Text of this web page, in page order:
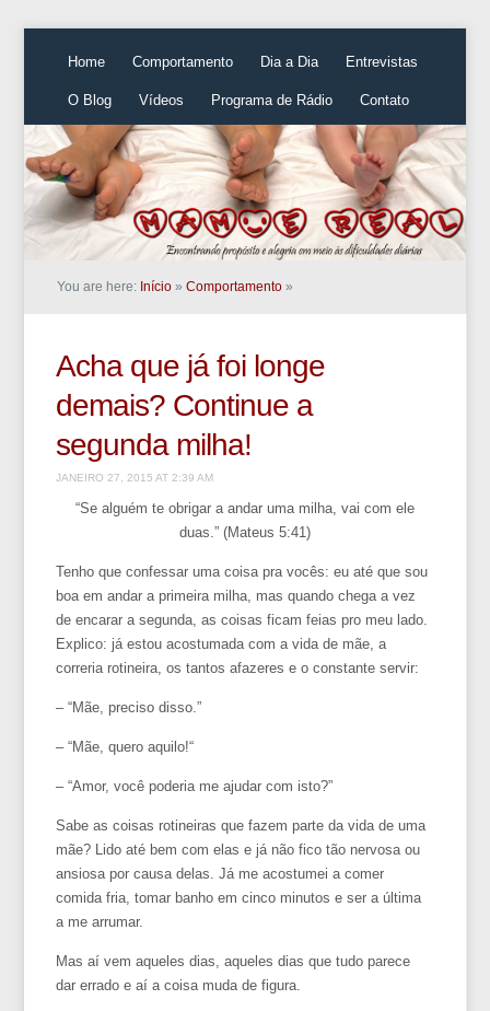
Home Comportamento Dia a Dia Entrevistas
O Blog Vídeos Programa de Rádio Contato
You are here: Início »Comportamento »
Acha que já foi longe
demais? Continue a
segunda milha!
JANEIRO 27, 2015 AT 2:39 AM
“Se alguém te obrigar a andar uma milha, vai com ele
duas.” (Mateus 5:41)
Tenho que confessar uma coisa pra vocês: eu até que sou
boa em andar a primeira milha, mas quando chega a vez
de encarar a segunda, as coisas ficam feias pro meu lado.
Explico: já estou acostumada com a vida de mãe, a
correria rotineira, os tantos afazeres e o constante servir:
– “Mãe, preciso disso.”
– “Mãe, quero aquilo!“
– “Amor, você poderia me ajudar com isto?”
Sabe as coisas rotineiras que fazem parte da vida de uma
mãe? Lido até bem com elas e já não fico tão nervosa ou
ansiosa por causa delas. Já me acostumei a comer
comida fria, tomar banho em cinco minutos e ser a última
a me arrumar.
Mas aí vem aqueles dias, aqueles dias que tudo parece
dar errado e aí a coisa muda de figura.